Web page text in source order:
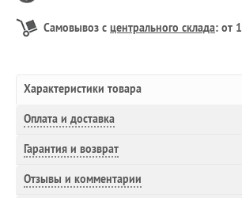
Самовывоз с центрального склада: от
Характеристики товара
Оплата и доставка
Гарантия и возврат
Отзывы и комментарии